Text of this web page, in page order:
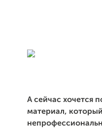
А сейчас хочется
материал,